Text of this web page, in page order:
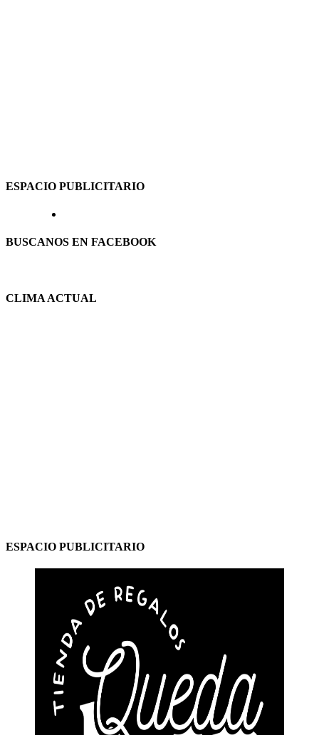
ESPACIO PUBLICITARIO
BUSCANOS EN FACEBOOK
CLIMA ACTUAL
ESPACIO PUBLICITARIO